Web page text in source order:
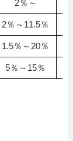
2％～
2％～11.5％
1.5％～20％
5％～15％